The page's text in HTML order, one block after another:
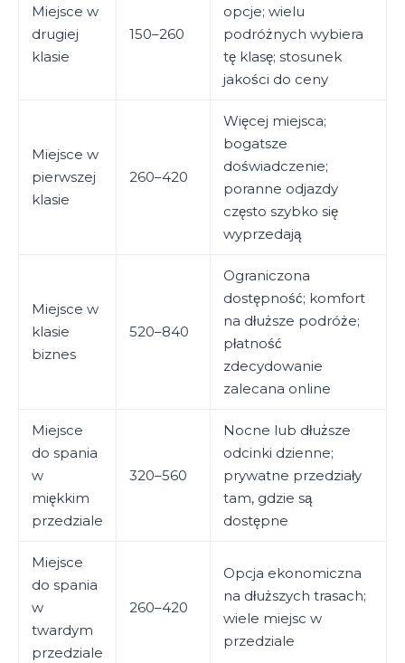
Miejsce w
drugiej
klasie
150–260
opcje; wielu
podróżnych wybiera
tę klasę; stosunek
jakości do ceny
Miejsce w
pierwszej
klasie
260–420
Więcej miejsca;
bogatsze
doświadczenie;
poranne odjazdy
często szybko się
wyprzedają
Miejsce w
klasie
biznes
520–840
Ograniczona
dostępność; komfort
na dłuższe podróże;
płatność
zdecydowanie
zalecana online
Miejsce
do spania
w
miękkim
przedziale
320–560
Nocne lub dłuższe
odcinki dzienne;
prywatne przedziały
tam, gdzie są
dostępne
Miejsce
do spania
w
twardym
przedziale
260–420
Opcja ekonomiczna
na dłuższych trasach;
wiele miejsc w
przedziale